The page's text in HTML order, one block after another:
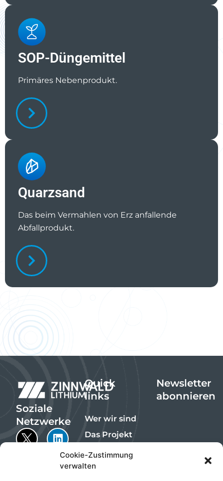
Cookie-Zustimmung
verwalten
SOP-Düngemittel
Primäres Nebenprodukt.
Quarzsand
Das beim Vermahlen von Erz anfallende
Abfallprodukt.
Soziale
Netzwerke
Quick
links
Wer wir sind
Das Projekt
Die Produkte
Nachhaltigkeit
Newsletter
abonnieren